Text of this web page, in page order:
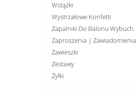
Wstążki
Wystrzałowe Konfetti
Zapalniki Do Balonu Wybuch.
Zaproszenia | Zawiadomienia
Zawieszki
Zestawy
Żyłki